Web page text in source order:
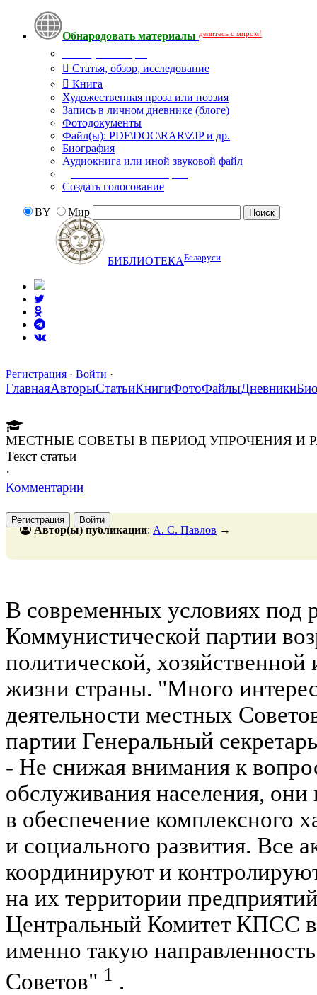
Обнародовать материалы делитесь с миром!
Статья, обзор, исследование
Книга
Художественная проза или поэзия
Запись в личном дневнике (блоге)
Фотодокументы
Файл(ы): PDF\DOC\RAR\ZIP и др.
Биография
Аудиокнига или иной звуковой файл
Создать голосование
BY Мир
БИБЛИОТЕКАБеларуси
Регистрация · Войти ·
ГлавнаяАвторыСтатьиКнигиФотоФайлыДневники
МЕСТНЫЕ СОВЕТЫ В ПЕРИОД УПРОЧЕНИЯ И
Текст статьи
·
Комментарии
Регистрация Войти
Автор(ы) публикации: А. С. Павлов →
В современных условиях под
Коммунистической партии
политической,
жизни страны. "Много
деятельности местных
партии Генеральный
- Не снижая внимания к
обслуживания населения,
в обеспечение комплексного
и социального развития. Все
координируют и
на их территории
Центральный Комитет КПСС
именно такую
Советов" 1 .